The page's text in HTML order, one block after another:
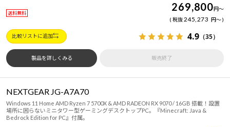
送料無料 269,800円～
税抜245,273 円～
比較リストに追加 4.9 （35）
製品を詳しくみる 販売終了
NEXTGEAR JG-A7A70
Windows 11 Home AMD Ryzen 7 5700X & AMD RADEON RX 9070 / 16GB 搭載！設置
場所に困らないミニタワー型ゲーミングデスクトップPC。『Minecraft: Java &
Bedrock Edition for PC』付属。